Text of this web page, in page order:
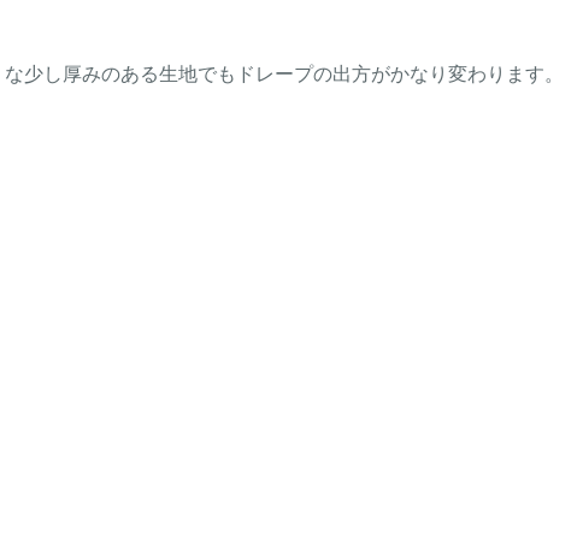
少し厚みのある生地でもドレープの出方がかなり変わります。